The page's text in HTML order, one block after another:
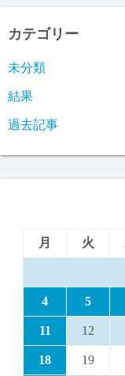
カテゴリー
未分類
結果
過去記事
月
火
4 5
11 12
18 19